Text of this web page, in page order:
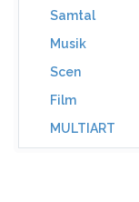
Samtal
Musik
Scen
Film
MULTIART